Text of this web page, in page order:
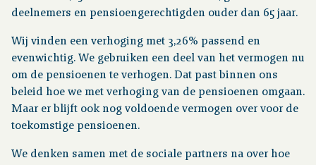
deelnemers en pensioengerechtigden ouder dan 65 jaar.
Wij vinden een verhoging met 3,26% passend en
evenwichtig. We gebruiken een deel van het vermogen nu
om de pensioenen te verhogen. Dat past binnen ons
beleid hoe we met verhoging van de pensioenen omgaan.
Maar er blijft ook nog voldoende vermogen over voor de
toekomstige pensioenen.
We denken samen met de sociale partners na over hoe